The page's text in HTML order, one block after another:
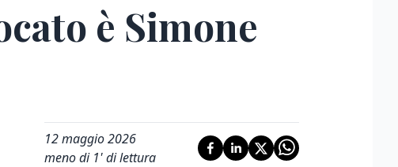
è Simone
12 maggio 2026
meno di 1' di lettura